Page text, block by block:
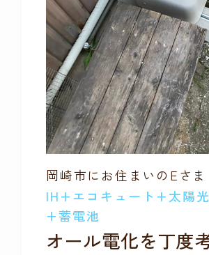
岡崎市にお住まいのEさま
IH+エコキュート+太陽
+蓄電池
オール電化を丁度